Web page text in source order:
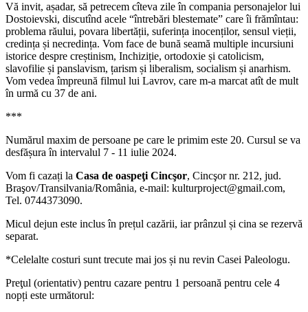
Vă invit, așadar, să petrecem cîteva zile în compania personajelor lui
Dostoievski, discutînd acele “întrebări blestemate” care îi frămîntau:
problema răului, povara libertății, suferința inocenților, sensul vieții,
credința și necredința. Vom face de bună seamă multiple incursiuni
istorice despre creștinism, Inchiziție, ortodoxie și catolicism,
slavofilie și panslavism, țarism și liberalism, socialism și anarhism.
Vom vedea împreună filmul lui Lavrov, care m-a marcat atît de mult
în urmă cu 37 de ani.
***
Numărul maxim de persoane pe care le primim este 20. Cursul se va
desfășura în intervalul 7 - 11 iulie 2024.
Vom fi cazați la Casa de oaspeţi Cincşor, Cincşor nr. 212, jud.
Braşov/Transilvania/România, e-mail: kulturproject@gmail.com,
Tel. 0744373090.
Micul dejun este inclus în prețul cazării, iar prânzul și cina se rezervă
separat.
*Celelalte costuri sunt trecute mai jos și nu revin Casei Paleologu.
Preţul (orientativ) pentru cazare pentru 1 persoană pentru cele 4
nopți este următorul: